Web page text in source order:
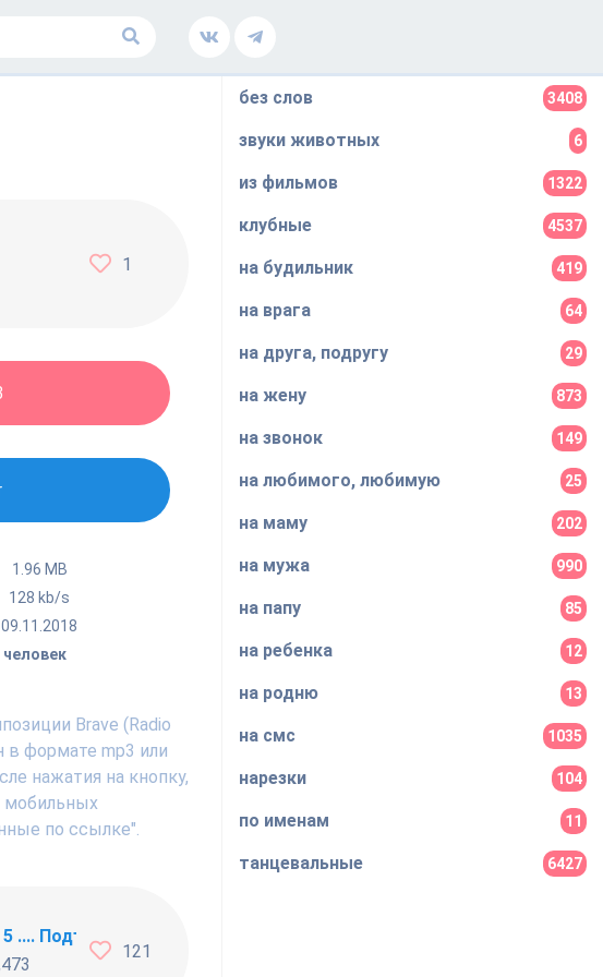
1
1.96 MB
128 kb/s
09.11.2018
Brave (Radio
в формате mp3 или
нажатия на кнопку,
мобильных
по ссылке".
.... Подъём !!!
121
без слов 3408
звуки животных 6
из фильмов 1322
клубные 4537
на будильник 419
на врага 64
на друга, подругу 29
на жену 873
на звонок 149
на любимого, любимую 25
на маму 202
на мужа 990
на папу 85
на ребенка 12
на родню 13
на смс 1035
нарезки 104
по именам 11
танцевальные 6427